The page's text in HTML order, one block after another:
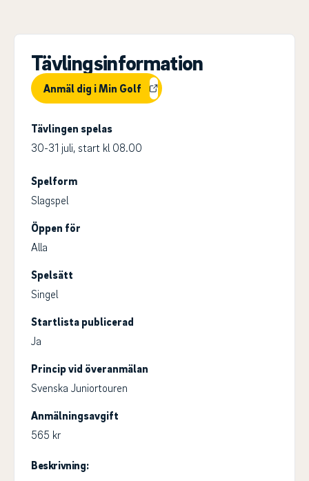
Tävlingsinformation
Anmäl dig i Min Golf
Tävlingen spelas
30-31 juli, start kl 08.00
Spelform
Slagspel
Öppen för
Alla
Spelsätt
Singel
Startlista publicerad
Ja
Princip vid överanmälan
Svenska Juniortouren
Anmälningsavgift
565 kr
Beskrivning: